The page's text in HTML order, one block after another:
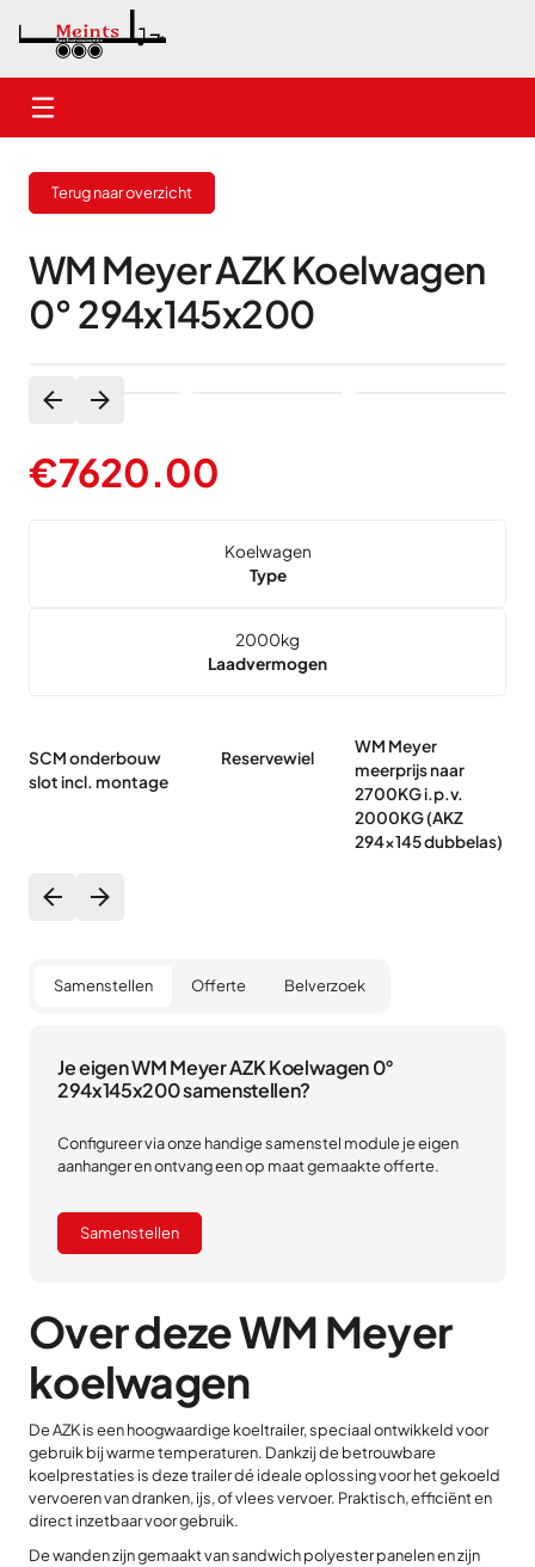
Nieuwe aanhangwagens
Gebruikte aanhangwagens
Verhuur
Contact
Terug naar overzicht
WM Meyer AZK Koelwagen
0° 294x145x200
€7620.00
Koelwagen
Type
2000kg
Laadvermogen
SCM onderbouw
slot incl. montage
Reservewiel
WM Meyer
meerprijs naar
2700KG i.p.v.
2000KG (AKZ
294x145 dubbelas)
Samenstellen Offerte Belverzoek
Je eigen WM Meyer AZK Koelwagen 0°
294x145x200 samenstellen?
Configureer via onze handige samenstel module je eigen
aanhanger en ontvang een op maat gemaakte offerte.
Samenstellen
Over deze WM Meyer
koelwagen
De AZK is een hoogwaardige koeltrailer, speciaal ontwikkeld voor
gebruik bij warme temperaturen. Dankzij de betrouwbare
koelprestaties is deze trailer dé ideale oplossing voor het gekoeld
vervoeren van dranken, ijs, of vlees vervoer. Praktisch, efficiënt en
direct inzetbaar voor gebruik.
De wanden zijn gemaakt van sandwich polyester panelen en zijn